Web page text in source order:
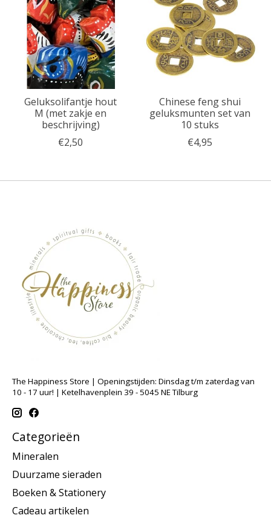
Geluksolifantje hout
M (met zakje en
beschrijving)
€2,50
Chinese feng shui
geluksmunten set van
10 stuks
€4,95
The Happiness Store | Openingstijden: Dinsdag t/m zaterdag van
10 - 17 uur! | Ketelhavenplein 39 - 5045 NE Tilburg
Categorieën
Mineralen
Duurzame sieraden
Boeken & Stationery
Cadeau artikelen